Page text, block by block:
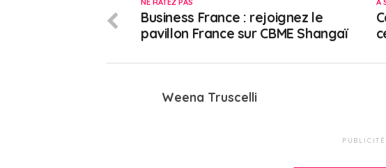
A
NE RATEZ PAS
Business France : rejoignez le
pavillon France sur CBME Shangaï
Weena Truscelli
PUBLICITÉ